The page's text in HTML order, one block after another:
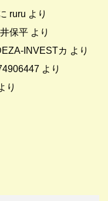
ruru より
保平 より
INVESTカ より
より
り